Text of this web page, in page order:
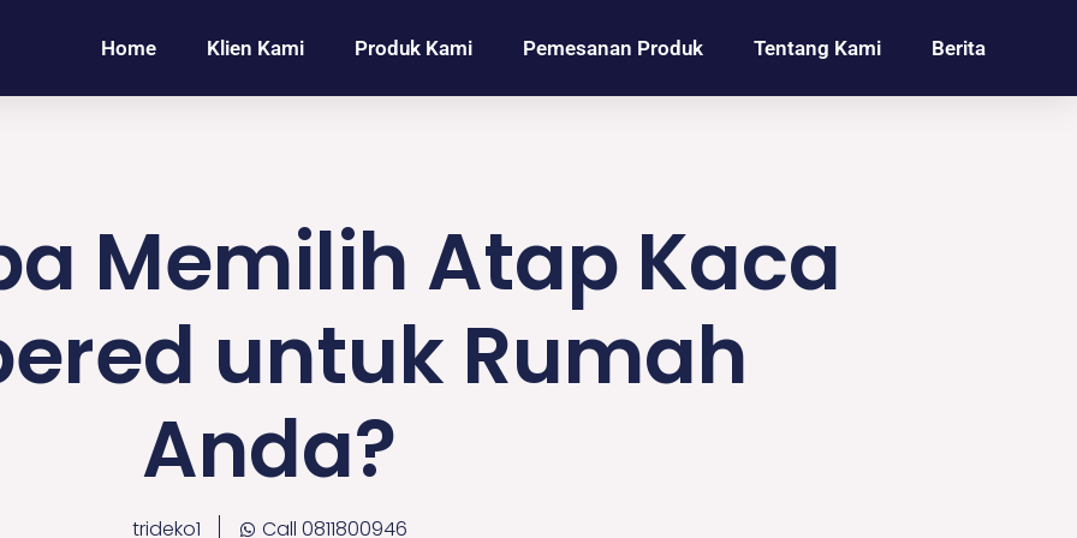
Home Klien Kami Produk Kami Pemesanan Produk Tentang Kami Berita
Memilih Atap Kaca
untuk Rumah
Anda?
trideko1 Call 0811800946